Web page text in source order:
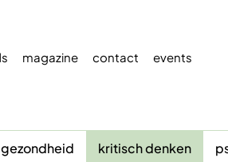
magazine contact events
gezondheid kritisch denken